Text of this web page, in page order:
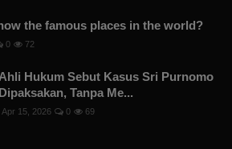
the famous places in the world?
0 72
Ahli Hukum Sebut Kasus Sri Purnomo
Dipaksakan, Tanpa Me...
Apr 15, 2026 0 69